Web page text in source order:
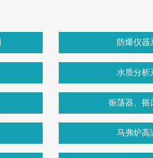
防爆仪器
水质分析
振荡器、摇
马弗炉高